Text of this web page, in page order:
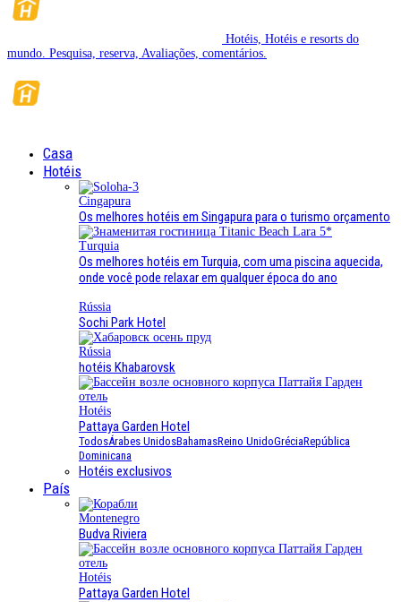
Hotéis, Hotéis e resorts do
mundo. Pesquisa, reserva, Avaliações, comentários.
Casa
Hotéis
Cingapura
Os melhores hotéis em Singapura para o turismo orçamento
Turquia
Os melhores hotéis em Turquia, com uma piscina aquecida,
onde você pode relaxar em qualquer época do ano
Rússia
Sochi Park Hotel
Rússia
hotéis Khabarovsk
Hotéis
Pattaya Garden Hotel
TodosÁrabes UnidosBahamasReino UnidoGréciaRepública
Dominicana
Hotéis exclusivos
País
Montenegro
Budva Riviera
Hotéis
Pattaya Garden Hotel